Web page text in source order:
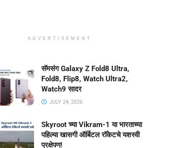
ADVERTISEMENT
सॅमसंग Galaxy Z Fold8 Ultra,
Fold8, Flip8, Watch Ultra2,
Watch9 सादर
JULY 24, 2026
Skyroot च्या Vikram-1 या भारताच्या
पहिल्या खासगी ऑर्बिटल रॉकेटचे यशस्वी
प्रक्षेपण!